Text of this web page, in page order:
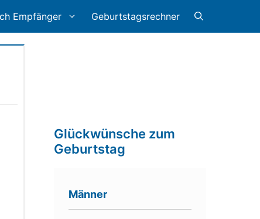
Empfänger Geburtstagsrechner
Glückwünsche zum
Geburtstag
Männer